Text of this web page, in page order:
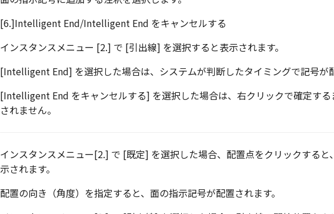
[6.]Intelligent End/Intelligent End をキャンセルする
インスタンスメニュー [2.] で [引出線] を選択すると表示されます。
[Intelligent End] を選択した場合は、システムが判断したタイミングで記号が
[Intelligent End をキャンセルする] を選択した場合は、右クリックで確定する
されません。
インスタンスメニュー[2.] で [既定] を選択した場合、配置点をクリックすると
示されます。
配置の向き（角度）を指定すると、面の指示記号が配置されます。